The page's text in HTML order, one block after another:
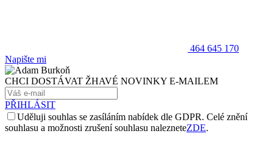
464 645 170
Napište mi
CHCI DOSTÁVAT ŽHAVÉ NOVINKY E-MAILEM
PŘIHLÁSIT
Uděluji souhlas se zasíláním nabídek dle GDPR. Celé znění
souhlasu a možnosti zrušení souhlasu nalezneteZDE.